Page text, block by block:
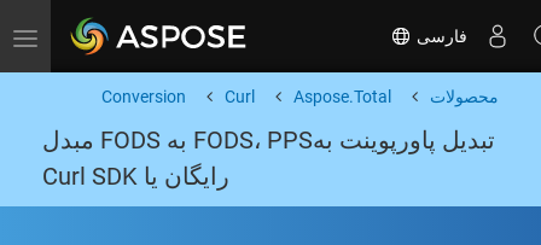
Toggle navigation فارسی
محصولات Aspose.Total
Curl
Conversion
تبدیل پاورپوینت بهFODS، PPS به FODS مبدل
رایگان یا Curl SDK